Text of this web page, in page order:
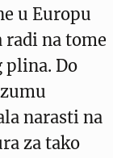
u Europu
na tome
plina. Do
narasti na
za tako